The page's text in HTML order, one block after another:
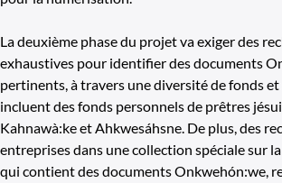
La deuxième phase du projet va exiger des
exhaustives pour identifier des documents
pertinents, à travers une diversité de fonds
incluent des fonds personnels de prêtres
Kahnawà:ke et Ahkwesáhsne. De plus, des
entreprises dans une collection spéciale sur
qui contient des documents Onkwehón:we,